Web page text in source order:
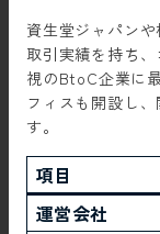
資生堂ジャパン
取引実績を持ち
視のBtoC企業に
フィスも開設し
す。
項目
運営会社